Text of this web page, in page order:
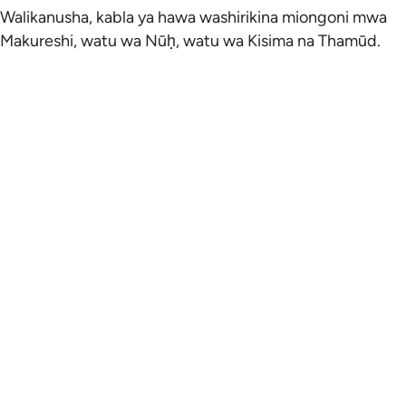
Walikanusha, kabla ya hawa washirikina miongoni mwa
Makureshi, watu wa Nūḥ, watu wa Kisima na Thamūd.